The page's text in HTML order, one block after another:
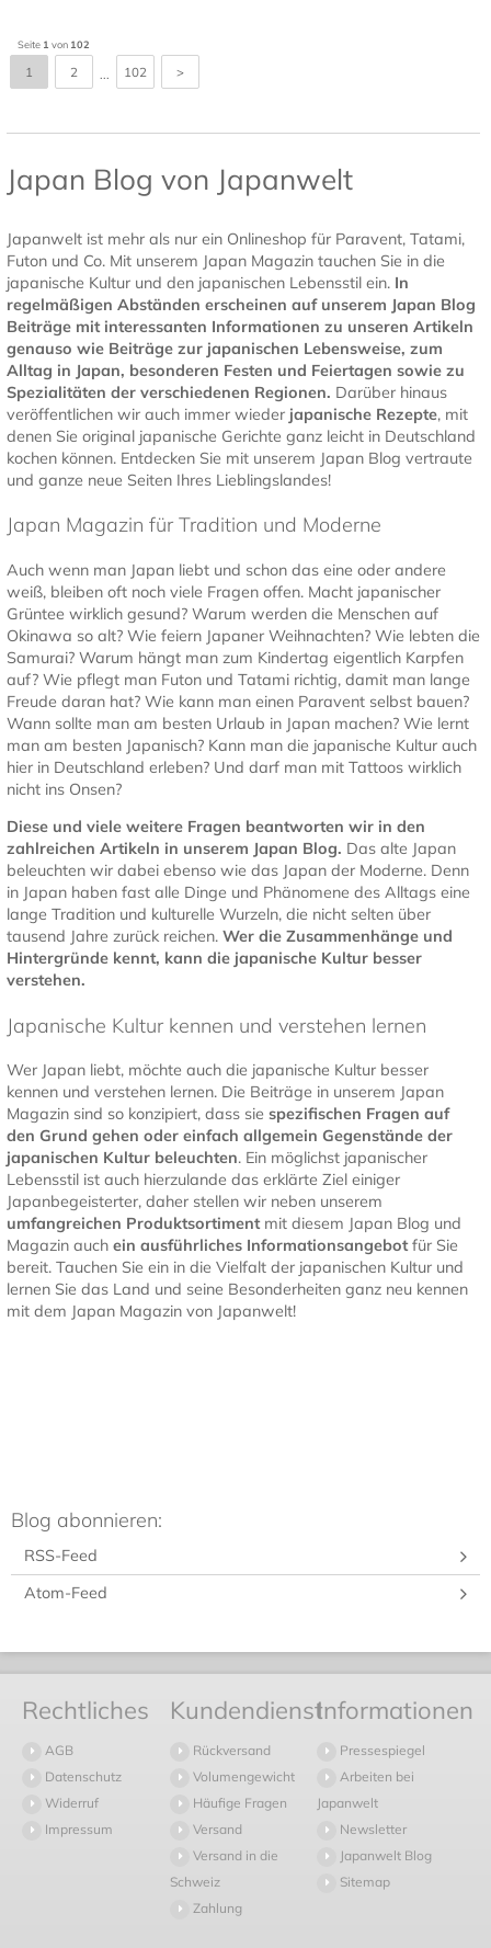
Seite 1 von 102
1 2 ... 102 >
Japan Blog von Japanwelt
Japanwelt ist mehr als nur ein Onlineshop für Paravent, Tatami,
Futon und Co. Mit unserem Japan Magazin tauchen Sie in die
japanische Kultur und den japanischen Lebensstil ein. In
regelmäßigen Abständen erscheinen auf unserem Japan Blog
Beiträge mit interessanten Informationen zu unseren Artikeln
genauso wie Beiträge zur japanischen Lebensweise, zum
Alltag in Japan, besonderen Festen und Feiertagen sowie zu
Spezialitäten der verschiedenen Regionen. Darüber hinaus
veröffentlichen wir auch immer wieder japanische Rezepte, mit
denen Sie original japanische Gerichte ganz leicht in Deutschland
kochen können. Entdecken Sie mit unserem Japan Blog vertraute
und ganze neue Seiten Ihres Lieblingslandes!
Japan Magazin für Tradition und Moderne
Auch wenn man Japan liebt und schon das eine oder andere
weiß, bleiben oft noch viele Fragen offen. Macht japanischer
Grüntee wirklich gesund? Warum werden die Menschen auf
Okinawa so alt? Wie feiern Japaner Weihnachten? Wie lebten die
Samurai? Warum hängt man zum Kindertag eigentlich Karpfen
auf? Wie pflegt man Futon und Tatami richtig, damit man lange
Freude daran hat? Wie kann man einen Paravent selbst bauen?
Wann sollte man am besten Urlaub in Japan machen? Wie lernt
man am besten Japanisch? Kann man die japanische Kultur auch
hier in Deutschland erleben? Und darf man mit Tattoos wirklich
nicht ins Onsen?
Diese und viele weitere Fragen beantworten wir in den
zahlreichen Artikeln in unserem Japan Blog. Das alte Japan
beleuchten wir dabei ebenso wie das Japan der Moderne. Denn
in Japan haben fast alle Dinge und Phänomene des Alltags eine
lange Tradition und kulturelle Wurzeln, die nicht selten über
tausend Jahre zurück reichen. Wer die Zusammenhänge und
Hintergründe kennt, kann die japanische Kultur besser
verstehen.
Japanische Kultur kennen und verstehen lernen
Wer Japan liebt, möchte auch die japanische Kultur besser
kennen und verstehen lernen. Die Beiträge in unserem Japan
Magazin sind so konzipiert, dass sie spezifischen Fragen auf
den Grund gehen oder einfach allgemein Gegenstände der
japanischen Kulturbeleuchten. Ein möglichst japanischer
Lebensstil ist auch hierzulande das erklärte Ziel einiger
Japanbegeisterter, daher stellen wir neben unserem
umfangreichen Produktsortimentmit diesem Japan Blog und
Magazin auch ein ausführliches Informationsangebotfür Sie
bereit. Tauchen Sie ein in die Vielfalt der japanischen Kultur und
lernen Sie das Land und seine Besonderheiten ganz neu kennen
mit dem Japan Magazin von Japanwelt!
Blog abonnieren:
RSS-Feed
Atom-Feed
Rechtliches
AGB
Datenschutz
Widerruf
Impressum
Kundendienst
Rückversand
Volumengewicht
Häufige Fragen
Versand
Versand in die
Schweiz
Zahlung
Informationen
Pressespiegel
Arbeiten bei
Japanwelt
Newsletter
Japanwelt Blog
Sitemap